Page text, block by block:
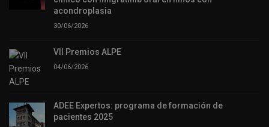
acondroplasia
30/06/2026
VII Premios ALPE
04/06/2026
ADEE Expertos: programa de formación de
pacientes 2025